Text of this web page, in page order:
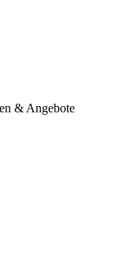
& Angebote